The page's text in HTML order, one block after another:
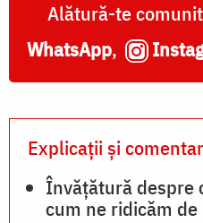
Alătură-te
WhatsApp,
Explicații și
Învățătură despre
cum ne ridicăm de